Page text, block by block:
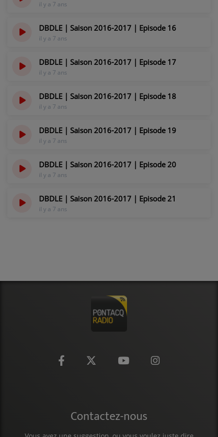
il y a 7 ans
DBDLE | Saison 2016-2017 | Episode 16
il y a 7 ans
DBDLE | Saison 2016-2017 | Episode 17
il y a 7 ans
DBDLE | Saison 2016-2017 | Episode 18
il y a 7 ans
DBDLE | Saison 2016-2017 | Episode 19
il y a 7 ans
DBDLE | Saison 2016-2017 | Episode 20
il y a 7 ans
DBDLE | Saison 2016-2017 | Episode 21
il y a 7 ans
Contactez-nous